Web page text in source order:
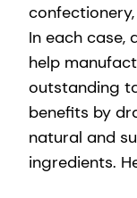
In each case,
help
outstanding
benefits by
natural and
ingredients.